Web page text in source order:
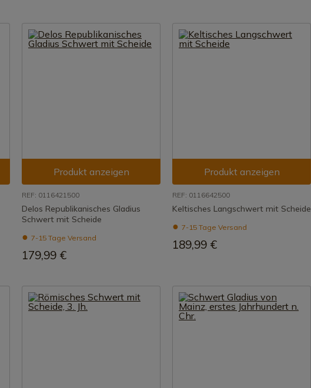
Produkt anzeigen
REF: 0116421500
Delos Republikanisches Gladius
Schwert mit Scheide
7-15 Tage Versand
179,99 €
Produkt anzeigen
REF: 0116642500
Keltisches Langschwert mit Scheide
7-15 Tage Versand
189,99 €